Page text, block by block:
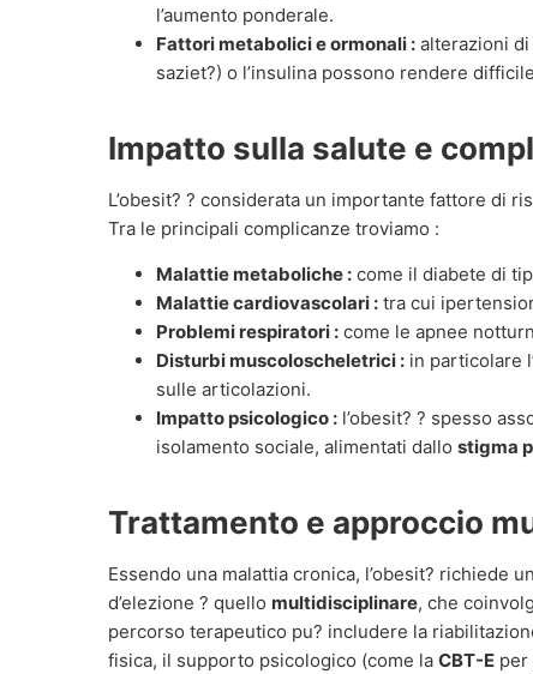
l’aumento ponderale.
Fattori metabolici e ormonali : alterazioni
saziet?) o l’insulina possono rendere
Impatto sulla salute e
L’obesit? ? considerata un importante fattore di
Tra le principali complicanze troviamo :
Malattie metaboliche : come il diabete di
Malattie cardiovascolari : tra cui
Problemi respiratori : come le apnee
Disturbi muscoloscheletrici : in particolare
sulle articolazioni.
Impatto psicologico : l’obesit? ? spesso
isolamento sociale, alimentati dallo stigma
Trattamento e approccio
Essendo una malattia cronica, l’obesit? richiede
d’elezione ? quello multidisciplinare, che
percorso terapeutico pu? includere la
fisica, il supporto psicologico (come la CBT-E per